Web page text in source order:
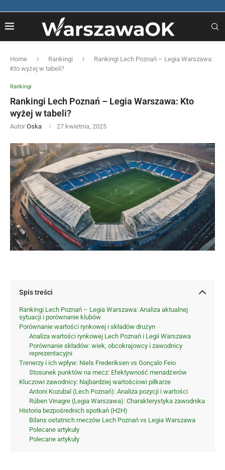
Home Rankingi
Rankingi Lech Poznań – Legia Warszawa:
Kto wyżej w tabeli?
Rankingi
Rankingi Lech Poznań – Legia Warszawa: Kto
wyżej w tabeli?
Autor Oska 27 kwietnia, 2025
Spis treści
Rankingi Lech Poznań – Legia Warszawa: Analiza aktualnej
sytuacji i porównanie klubów
Porównanie wartości rynkowej i składów drużyn
Analiza wartości rynkowej Lech Poznań i Legii Warszawa
Porównanie składów: wiek, obcokrajowcy i zawodnicy
reprezentacyjni
Trenerzy i ich wpływ: Niels Frederiksen vs Gonçalo Feio
Stosunek punktów na mecz: Efektywność menadżerów
Kluczowi zawodnicy: Najbardziej wartościowi piłkarze
Antoni Kozubal (Lech Poznań): Analiza pozycji i wartości
Rúben Vinagre (Legia Warszawa): Charakterystyka zawodnika
Historia bezpośrednich spotkań (H2H)
Bilans ostatnich meczów Lech Poznań vs Legia Warszawa
Polecane artykuły
Polecane artykuły